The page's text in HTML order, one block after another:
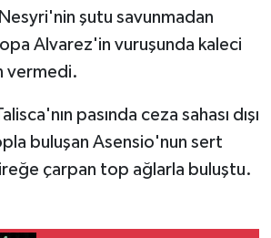
şutu savunmadan
Alvarez'in vuruşunda kaleci
vermedi.
pasında ceza sahası dışı
buluşan Asensio'nun sert
çarpan top ağlarla buluştu.